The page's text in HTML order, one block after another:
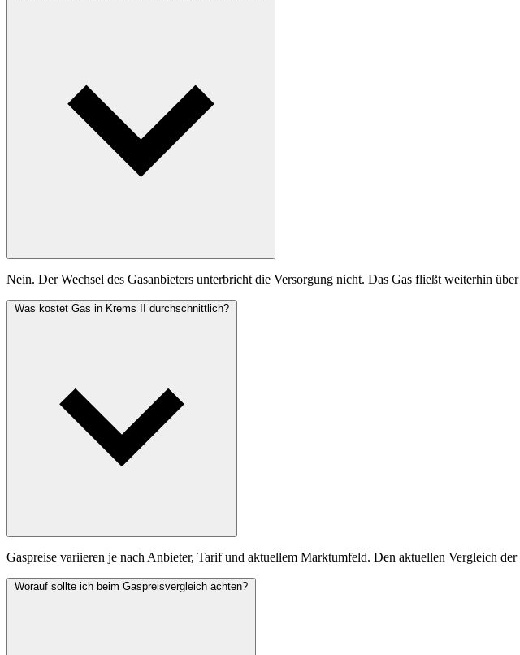
Nein. Der Wechsel des Gasanbieters unterbricht die Versorgung nicht. Das Gas fließt weiterhin
Was kostet Gas in Krems II durchschnittlich?
Gaspreise variieren je nach Anbieter, Tarif und aktuellem Marktumfeld. Den aktuellen Vergleich
Worauf sollte ich beim Gaspreisvergleich achten?